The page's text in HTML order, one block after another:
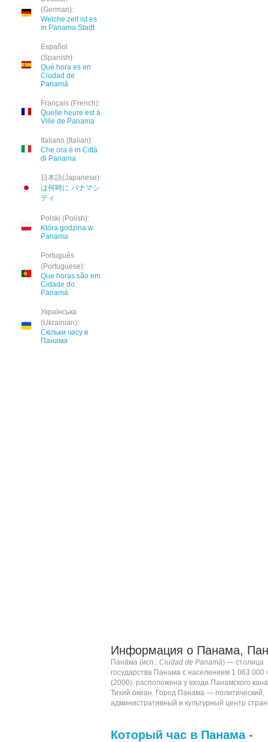
(German):
Welche zeit ist es
in Panama Stadt
Español
(Spanish):
Qué hora es en
Ciudad de
Panamá
Français (French):
Quelle heure est à
Ville de Panama
Italiano (Italian):
Che ora è in Città
di Panama
日本語(Japanese):
は何時に パナマシ
ティ
Polski (Polish):
Która godzina w
Panama
Português
(Portuguese):
Que horas são em
Cidade do
Panamá
Українська
(Ukrainian):
Скільки часу в
Панама
Информация о Панама,
Пана́ма (исп.: Ciudad de Panamá) — столица
государства Панама с населением 1 063 000
(2000), расположена у входа Панамского
Тихий океан. Город Панама — политический,
административный и культурный центр
Который час в Панама-